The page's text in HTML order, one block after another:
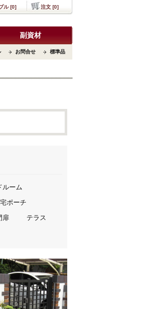
副資材
お問合せ 標準品
ル [0] 注文 [0]
ルーム
ポーチ
扉
テラス